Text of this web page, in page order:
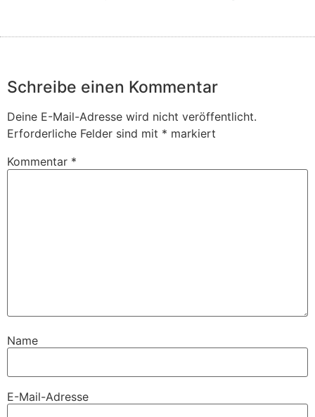
Schreibe einen Kommentar
Deine E-Mail-Adresse wird nicht veröffentlicht.
Erforderliche Felder sind mit * markiert
Kommentar *
Name
E-Mail-Adresse